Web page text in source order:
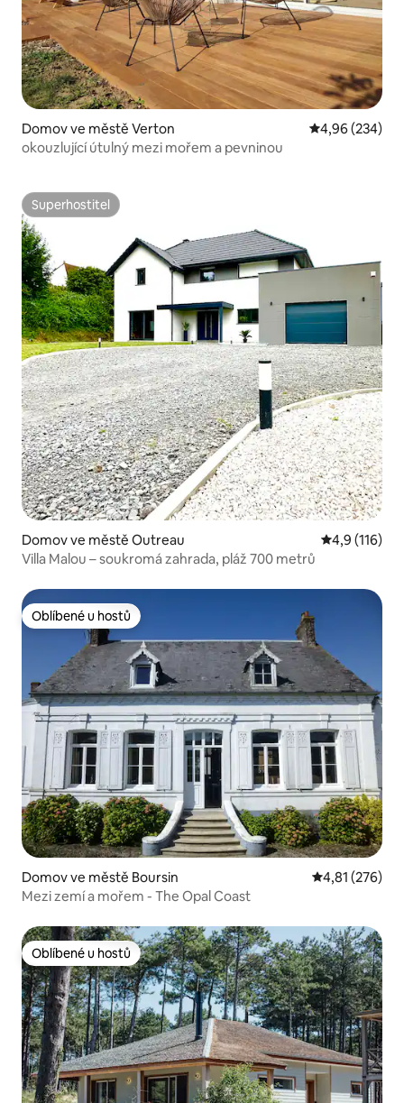
Domov ve městě Verton Průměrné
4,96 (234)
okouzlující útulný mezi mořem a pevninou
Superhostitel
Superhostitel
Domov ve městě Outreau Průměrné
4,9 (116)
Villa Malou – soukromá zahrada, pláž 700 metrů
Oblíbené u hostů
Oblíbené u hostů
Domov ve městě Boursin Průměrné
4,81 (276)
Mezi zemí a mořem - The Opal Coast
Oblíbené u hostů
Oblíbené u hostů